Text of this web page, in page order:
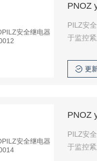
PNOZ
PILZ安
于监控
更
PNOZ
PILZ安
于监控